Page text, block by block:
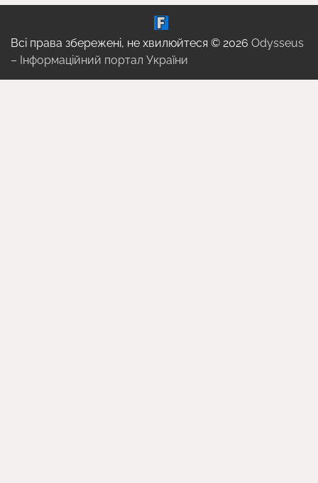
Всі права збережені, не хвилюйтеся © 2026 Odysseus
– Інформаційний портал України